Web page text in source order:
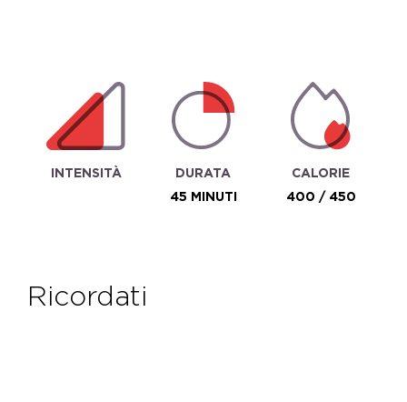
INTENSITÀ
DURATA
45 MINUTI
CALORIE
400 / 450
ricordati